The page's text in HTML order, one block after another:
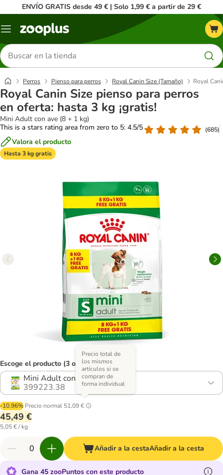
ENVÍO GRATIS desde 49 € | Solo 1,99 € a partir de 29 €
Menú
Buscar
productos
Perros Pienso para perros Royal Canin Size (Tamaño) Royal
Royal Canin Size pienso para perros
en oferta: hasta 3 kg ¡gratis!
Mini Adult con ave (8 + 1 kg)
This is a stars rating area from zero to 5: 4.5/5
(685)
Valora el producto
Hasta 3 kg gratis
Escoge el producto (3 opciones)
Mini Adult con ave (8 + 1 kg)
399223.38
-10.96% Precio normal 51,09 €
Precio total de
los mismos
artículos si se
compran de
forma individual
45,49 €
5,05 € / kg
Añadir a la cestaAñadir a la cesta
Gana 45 zooPuntos con este producto